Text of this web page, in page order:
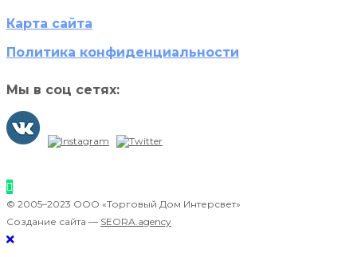
Карта сайта
Политика конфиденциальности
Мы в соц сетях:
© 2005–2023 ООО «Торговый Дом Интерсвет»
Создание сайта — SEORA.agency